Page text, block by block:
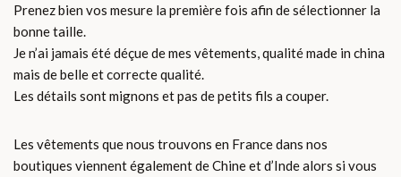
Prenez bien vos mesure la première fois afin de sélectionner la
bonne taille.
Je n’ai jamais été déçue de mes vêtements, qualité made in china
mais de belle et correcte qualité.
Les détails sont mignons et pas de petits fils a couper.
Les vêtements que nous trouvons en France dans nos
boutiques viennent également de Chine et d’Inde alors si vous